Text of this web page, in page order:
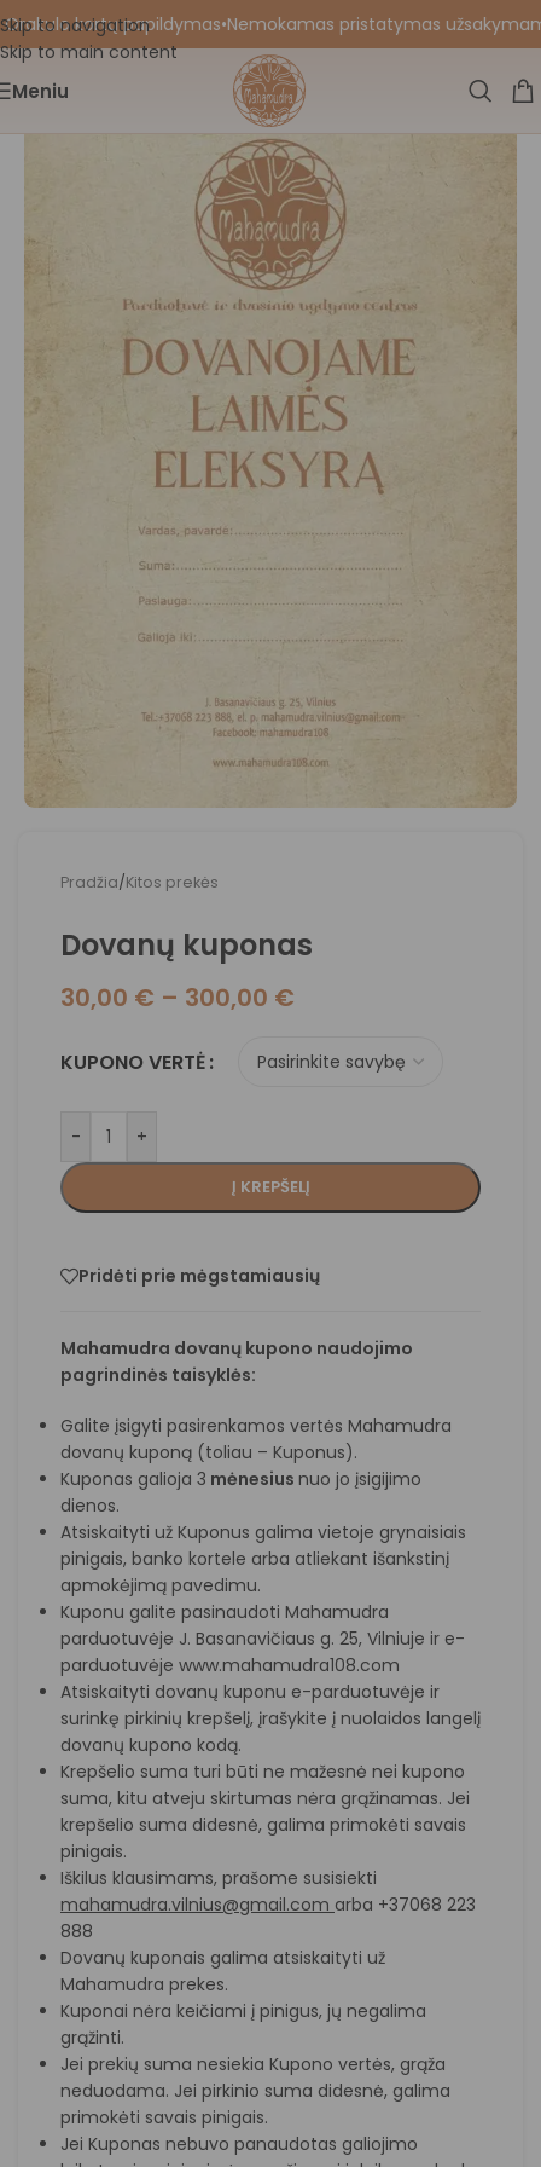
Skip to navigation
Skip to main content
kortų papildymas•Nemokamas pristatymas
Meniu
Pradžia/Kitos prekės
Dovanų kuponas
30,00 € – 300,00 €
KUPONO VERTĖ
- +
Į KREPŠELĮ
Pridėti prie mėgstamiausių
Mahamudra dovanų kupono naudojimo
pagrindinės taisyklės:
Galite įsigyti pasirenkamos vertės Mahamudra
dovanų kuponą (toliau – Kuponus).
Kuponas galioja 3 mėnesius nuo jo įsigijimo
dienos.
Atsiskaityti už Kuponus galima vietoje grynaisiais
pinigais, banko kortele arba atliekant išankstinį
apmokėjimą pavedimu.
Kuponu galite pasinaudoti Mahamudra
parduotuvėje J. Basanavičiaus g. 25, Vilniuje ir e-
parduotuvėje www.mahamudra108.com
Atsiskaityti dovanų kuponu e-parduotuvėje ir
surinkę pirkinių krepšelį, įrašykite į nuolaidos langelį
dovanų kupono kodą.
Krepšelio suma turi būti ne mažesnė nei kupono
suma, kitu atveju skirtumas nėra grąžinamas. Jei
krepšelio suma didesnė, galima primokėti savais
pinigais.
Iškilus klausimams, prašome susisiekti
mahamudra.vilnius@gmail.com arba +37068 223
888
Dovanų kuponais galima atsiskaityti už
Mahamudra prekes.
Kuponai nėra keičiami į pinigus, jų negalima
grąžinti.
Jei prekių suma nesiekia Kupono vertės, grąža
neduodama. Jei pirkinio suma didesnė, galima
primokėti savais pinigais.
Jei Kuponas nebuvo panaudotas galiojimo